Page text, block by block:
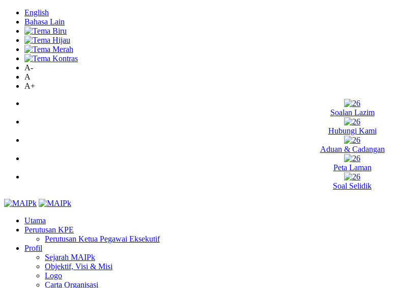
English
Bahasa Lain
A-
A
A+
Soalan Lazim
Hubungi Kami
Aduan & Cadangan
Peta Laman
Soal Selidik
Utama
Perutusan KPE
Perutusan Ketua Pegawai Eksekutif
Profil
Sejarah MAIPk
Objektif, Visi & Misi
Logo
Carta Organisasi